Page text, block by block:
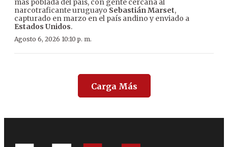
más poblada del país, con gente cercana al
narcotraficante uruguayo Sebastián Marset,
capturado en marzo en el país andino y enviado a
Estados Unidos.
Agosto 6, 2026 10:10 p. m.
Carga Más